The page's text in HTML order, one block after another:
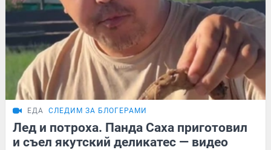
ЕДА СЛЕДИМ ЗА БЛОГЕРАМИ
Лед и потроха. Панда Саха приготовил
и съел якутский деликатес — видео